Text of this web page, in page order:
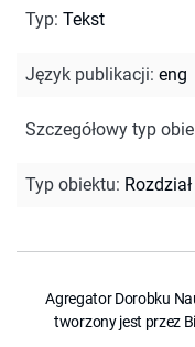
Typ: Tekst
Język publikacji: eng
Szczegółowy typ
Typ obiektu: Rozdział
Agregator Dorobku
tworzony jest przez